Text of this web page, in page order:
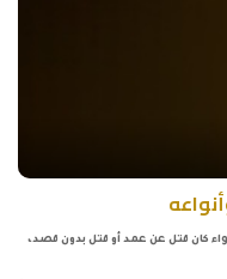
كان قتل عن عمد أو قتل بدون قصد،